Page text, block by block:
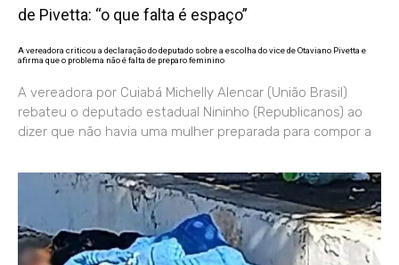
de Pivetta: “o que falta é espaço”
A vereadora criticou a declaração do deputado sobre a escolha do vice de Otaviano Pivetta e
afirma que o problema não é falta de preparo feminino
A vereadora por Cuiabá Michelly Alencar (União Brasil)
rebateu o deputado estadual Nininho (Republicanos) ao
dizer que não havia uma mulher preparada para compor a